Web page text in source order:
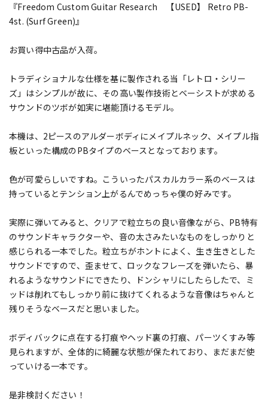
『Freedom Custom Guitar Research 【USED】 Retro PB-
4st. (Surf Green)』
お買い得中古品が入荷。
トラディショナルな仕様を基に製作される当「レトロ・シリー
ズ」はシンプルが故に、その高い製作技術とベーシストが求める
サウンドのツボが如実に堪能頂けるモデル。
本機は、2ピースのアルダーボディにメイプルネック、メイプル指
板といった構成のPBタイプのベースとなっております。
色が可愛らしいですね。こういったパスカルカラー系のベースは
持っているとテンション上がるんでめっちゃ僕の好みです。
実際に弾いてみると、クリアで粒立ちの良い音像ながら、PB特有
のサウンドキャラクターや、音の太さみたいなものをしっかりと
感じられる一本でした。粒立ちがホントによく、生き生きとした
サウンドですので、歪ませて、ロックなフレーズを弾いたら、暴
れるようなサウンドにできたり、ドンシャリにしたらしたで、ミ
ッドは削れてもしっかり前に抜けてくれるような音像はちゃんと
残りそうなベースだと思いました。
ボディバックに点在する打痕やヘッド裏の打痕、パーツくすみ等
見られますが、全体的に綺麗な状態が保たれており、まだまだ使
っていける一本です。
是非検討ください！